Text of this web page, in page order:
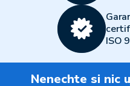
ISO
Nenechte si nic